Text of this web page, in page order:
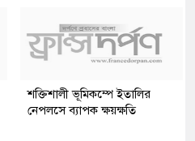
শক্তিশালী ভূমিকম্পে ইতালির
নেপলসে ব্যাপক ক্ষয়ক্ষতি